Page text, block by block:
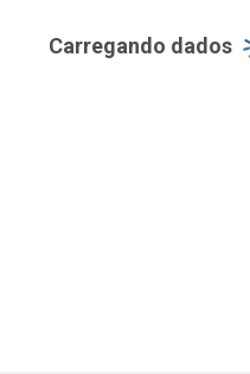
Carregando dados